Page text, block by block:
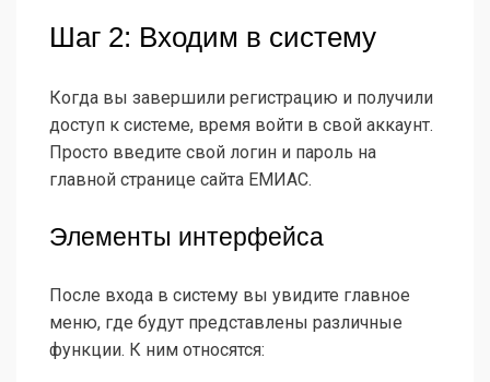
Шаг 2: Входим в систему
Когда вы завершили регистрацию и получили
доступ к системе, время войти в свой аккаунт.
Просто введите свой логин и пароль на
главной странице сайта ЕМИАС.
Элементы интерфейса
После входа в систему вы увидите главное
меню, где будут представлены различные
функции. К ним относятся: